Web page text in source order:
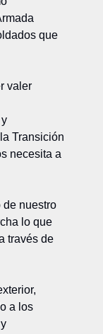
que
valer
Transición
necesita a
de nuestro
lo que
través de
a los